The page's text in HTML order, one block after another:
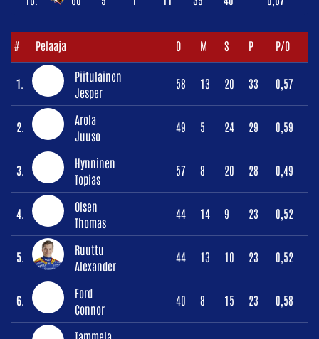
# Pelaaja O M S P P/O
1.
Piitulainen
Jesper
58 13 20 33 0,57
2.
Arola
Juuso
49 5 24 29 0,59
3.
Hynninen
Topias
57 8 20 28 0,49
4.
Olsen
Thomas
44 14 9 23 0,52
5.
Ruuttu
Alexander
44 13 10 23 0,52
6.
Ford
Connor
40 8 15 23 0,58
Tammela